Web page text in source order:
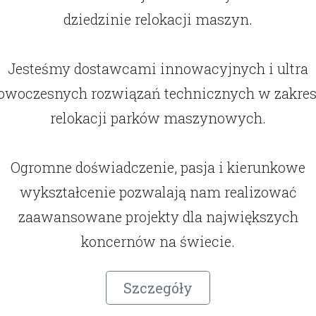
dziedzinie relokacji maszyn.
Jesteśmy dostawcami innowacyjnych i ultra
rozwiązań technicznych w
relokacji parków maszynowych.
Ogromne doświadczenie, pasja i kierunkowe
wykształcenie pozwalają nam realizować
zaawansowane projekty dla największych
koncernów na świecie.
Szczegóły